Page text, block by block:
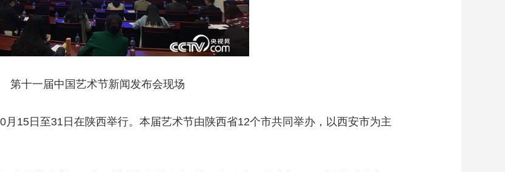
第十一届中国艺术节新闻发布会现场
月15日至31日在陕西举行。本届艺术节由陕西省12个市共同举办，以西安市为主